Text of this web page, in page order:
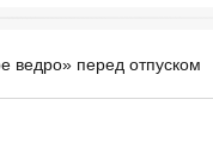
ведро» перед отпуском